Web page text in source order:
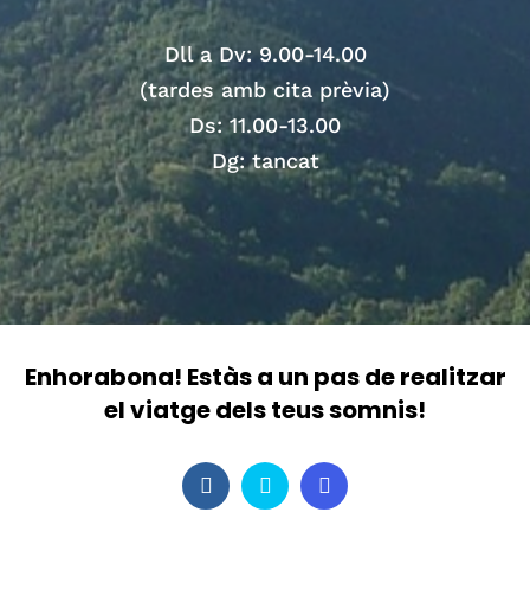
Dll a Dv: 9.00-14.00
(tardes amb cita prèvia)
Ds: 11.00-13.00
Dg: tancat
Enhorabona! Estàs a un pas de realitzar
el viatge dels teus somnis!